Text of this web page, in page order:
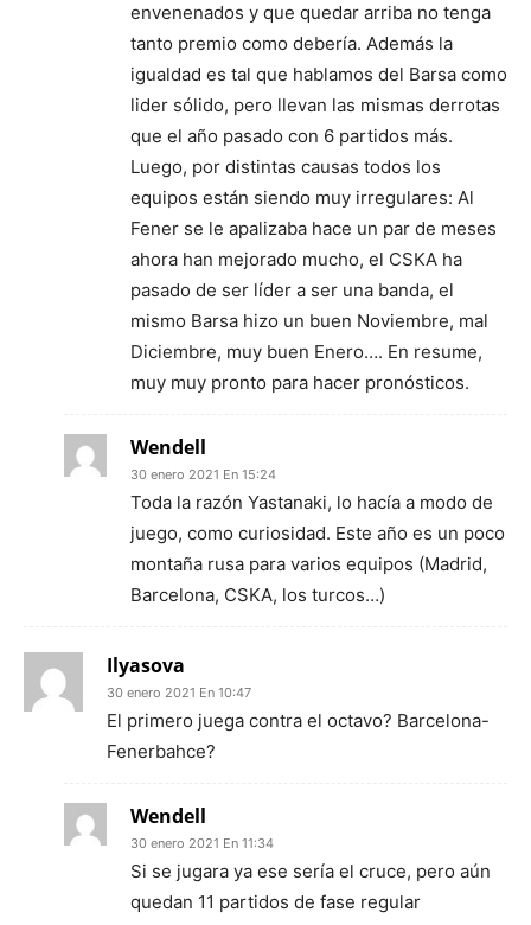
envenenados y que quedar arriba no tenga
tanto premio como debería. Además la
igualdad es tal que hablamos del Barsa como
lider sólido, pero llevan las mismas derrotas
que el año pasado con 6 partidos más.
Luego, por distintas causas todos los
equipos están siendo muy irregulares: Al
Fener se le apalizaba hace un par de meses
ahora han mejorado mucho, el CSKA ha
pasado de ser líder a ser una banda, el
mismo Barsa hizo un buen Noviembre, mal
Diciembre, muy buen Enero…. En resume,
muy muy pronto para hacer pronósticos.
Wendell
30 enero 2021 En 15:24
Toda la razón Yastanaki, lo hacía a modo de
juego, como curiosidad. Este año es un poco
montaña rusa para varios equipos (Madrid,
Barcelona, CSKA, los turcos…)
Ilyasova
30 enero 2021 En 10:47
El primero juega contra el octavo? Barcelona-
Fenerbahce?
Wendell
30 enero 2021 En 11:34
Si se jugara ya ese sería el cruce, pero aún
quedan 11 partidos de fase regular